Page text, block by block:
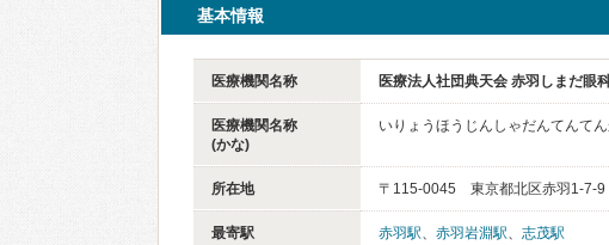
基本情報
医療機関名称 医療法人社団典天会 赤羽しまだ眼
医療機関名称
(かな)
いりょうほうじんしゃだんてんて
所在地 〒115-0045 東京都北区赤羽1-7-
最寄駅 赤羽駅、 赤羽岩淵駅、 志茂駅